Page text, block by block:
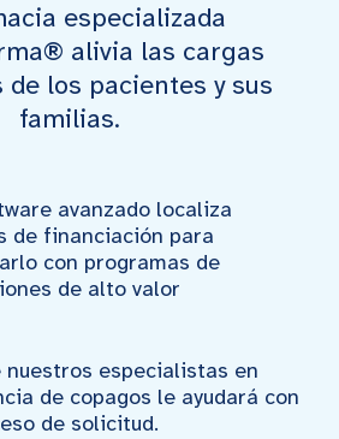
especializada
alivia las cargas
los pacientes y sus
familias.
avanzado localiza
de financiación para
con programas de
de alto valor
nuestros especialistas en
de copagos le ayudará con
de solicitud.